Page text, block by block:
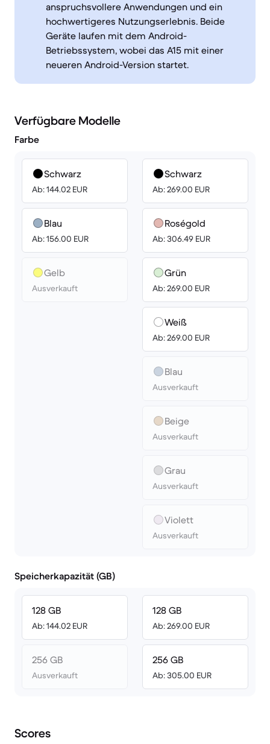
anspruchsvollere Anwendungen und ein
hochwertigeres Nutzungserlebnis. Beide
Geräte laufen mit dem Android-
Betriebssystem, wobei das A15 mit einer
neueren Android-Version startet.
Verfügbare Modelle
Farbe
Schwarz
Ab: 144.02 EUR
Blau
Ab: 156.00 EUR
Gelb
Ausverkauft
Schwarz
Ab: 269.00 EUR
Roségold
Ab: 306.49 EUR
Grün
Ab: 269.00 EUR
Weiß
Ab: 269.00 EUR
Blau
Ausverkauft
Beige
Ausverkauft
Grau
Ausverkauft
Violett
Ausverkauft
Speicherkapazität (GB)
128 GB
Ab: 144.02 EUR
256 GB
Ausverkauft
128 GB
Ab: 269.00 EUR
256 GB
Ab: 305.00 EUR
Scores